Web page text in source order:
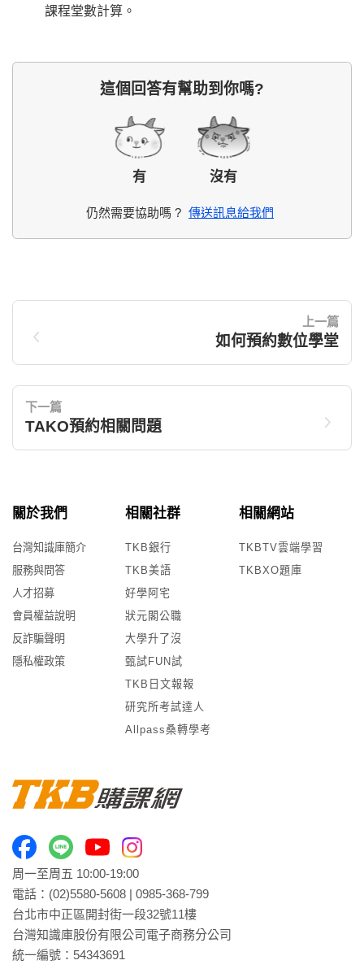
課程堂數計算。
這個回答有幫助到你嗎?
有 沒有
仍然需要協助嗎 ? 傳送訊息給我們
上一篇
如何預約數位學堂
下一篇
TAKO預約相關問題
周一至周五 10:00-19:00
電話： (02)5580-5608 | 0985-368-799
台北市中正區開封街一段32號11樓
台灣知識庫股份有限公司電子商務分公司
統一編號：54343691
關於我們
台灣知識庫簡介
服務與問答
人才招募
會員權益說明
反詐騙聲明
隱私權政策
相關社群
TKB銀行
TKB美語
好學阿宅
狀元閣公職
大學升了沒
甄試FUN試
TKB日文報報
研究所考試達人
Allpass桑轉學考
相關網站
TKBTV雲端學習
TKBXO題庫